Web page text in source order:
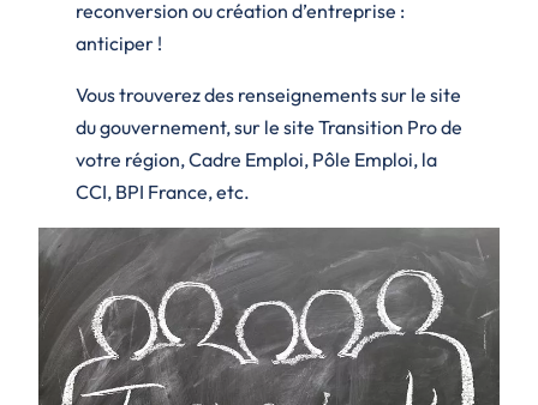
reconversion ou création d’entreprise :
anticiper !
Vous trouverez des renseignements sur le site
du gouvernement, sur le site Transition Pro de
votre région, Cadre Emploi, Pôle Emploi, la
CCI, BPI France, etc.